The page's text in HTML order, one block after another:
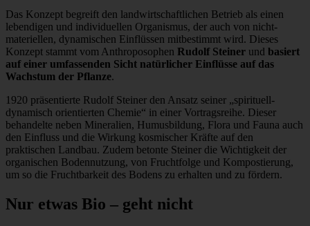
Das Konzept begreift den landwirtschaftlichen Betrieb als einen
lebendigen und individuellen Organismus, der auch von nicht-
materiellen, dynamischen Einflüssen mitbestimmt wird. Dieses
Konzept stammt vom Anthroposophen Rudolf Steiner und basiert
auf einer umfassenden Sicht natürlicher Einflüsse auf das
Wachstum der Pflanze.
1920 präsentierte Rudolf Steiner den Ansatz seiner „spirituell-
dynamisch orientierten Chemie“ in einer Vortragsreihe. Dieser
behandelte neben Mineralien, Humusbildung, Flora und Fauna auch
den Einfluss und die Wirkung kosmischer Kräfte auf den
praktischen Landbau. Zudem betonte Steiner die Wichtigkeit der
organischen Bodennutzung, von Fruchtfolge und Kompostierung,
um so die Fruchtbarkeit des Bodens zu erhalten und zu fördern.
Nur etwas Bio – geht nicht